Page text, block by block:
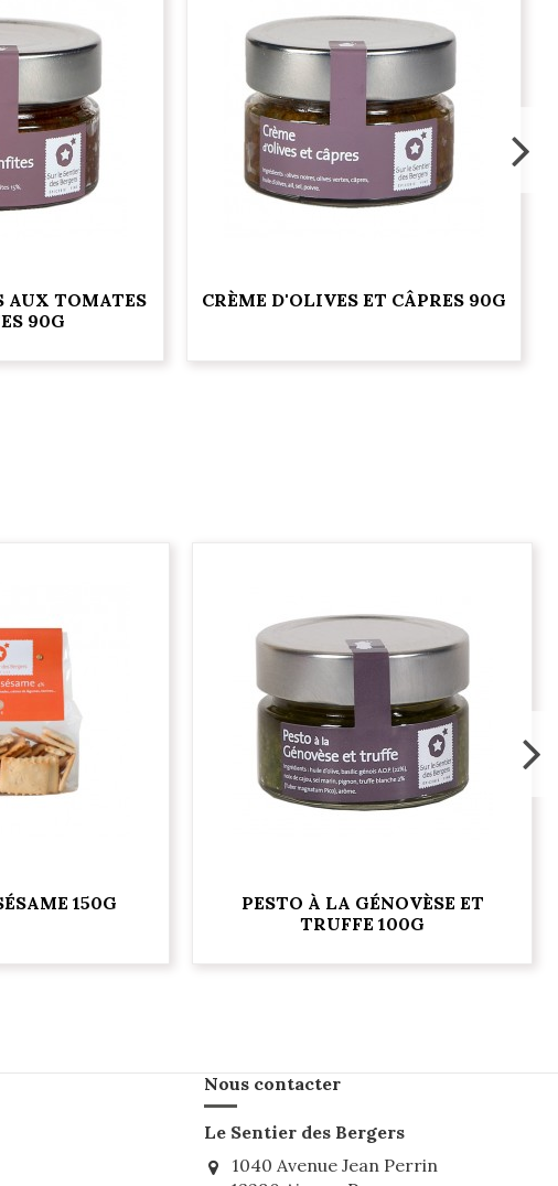
AUX TOMATES
90G
CRÈME D'OLIVES ET CÂPRES 90G
150G
PESTO À LA GÉNOVÈSE ET
TRUFFE 100G
Nous contacter
Le Sentier des Bergers
1040 Avenue Jean Perrin